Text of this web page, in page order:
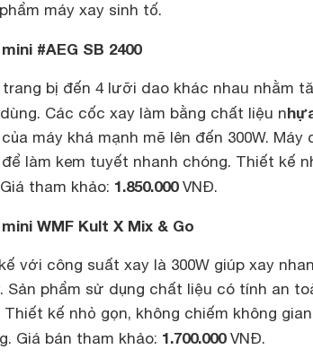
máy xay sinh tố.
#AEG SB 2400
bị đến 4 lưỡi dao khác nhau nhằm
Các cốc xay làm bằng chất liệu n
máy khá mạnh mẽ lên đến 300W.
làm kem tuyết nhanh chóng. Thiết kế
tham khảo: 1.850.000VNĐ.
WMF Kult X Mix & Go
với công suất xay là 300W giúp xay
Sản phẩm sử dụng chất liệu có tính an
kế nhỏ gọn, không chiếm không
Giá bán tham khảo: 1.700.000VNĐ.